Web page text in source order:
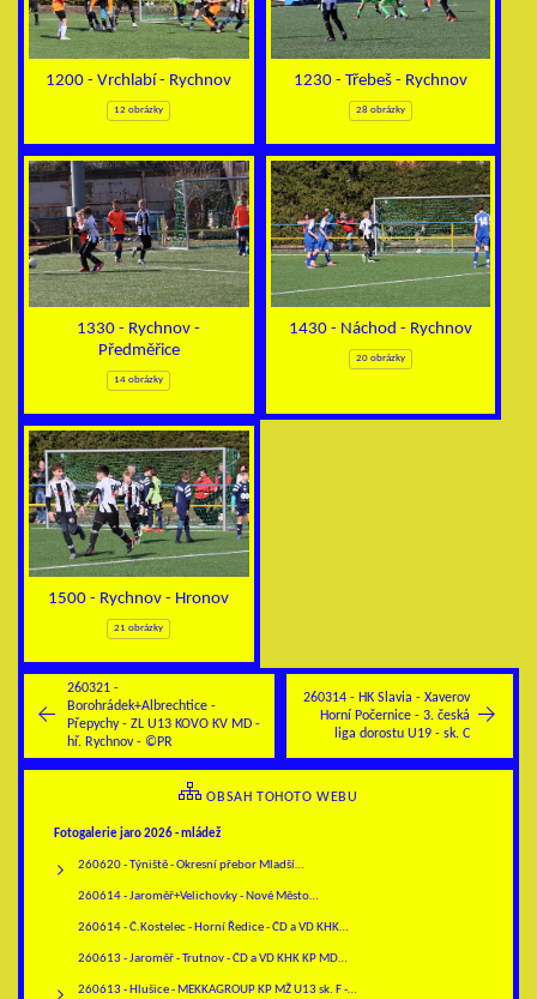
1200 - Vrchlabí - Rychnov
12 obrázky
1230 - Třebeš - Rychnov
28 obrázky
1330 - Rychnov -
Předměřice
14 obrázky
1430 - Náchod - Rychnov
20 obrázky
1500 - Rychnov - Hronov
21 obrázky
260321 -
Borohrádek+Albrechtice -
Přepychy - ZL U13 KOVO KV MD -
hř. Rychnov - ©PR
260314 - HK Slavia - Xaverov
Horní Počernice - 3. česká
liga dorostu U19 - sk. C
OBSAH TOHOTO WEBU
Fotogalerie jaro 2026 - mládež
260620 - Týniště - Okresní přebor Mladší…
260614 - Jaroměř+Velichovky - Nové Město…
260614 - Č.Kostelec - Horní Ředice - ČD a VD KHK…
260613 - Jaroměř - Trutnov - ČD a VD KHK KP MD…
260613 - Hlušice - MEKKAGROUP KP MŽ U13 sk. F -…